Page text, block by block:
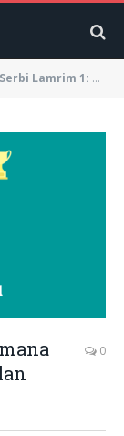
dan Mengapa Mengikuti Jalan Buddhis Bertahap
0